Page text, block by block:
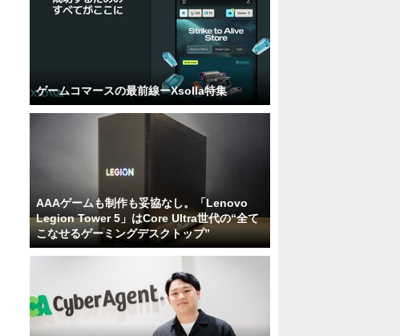
ゲームコマースの最前線ーXsolla特集
AAAゲームも制作も妥協なし。「Lenovo
Legion Tower 5」はCore Ultra世代の“全て
こなせるゲーミングデスクトップ”